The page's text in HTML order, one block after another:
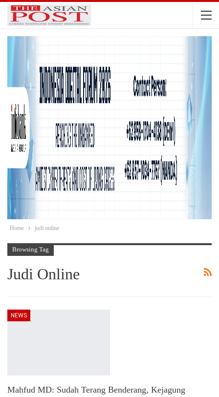
Home judi online
Browsing Tag
Judi Online
NEWS
Mahfud MD: Sudah Terang Benderang, Kejagung